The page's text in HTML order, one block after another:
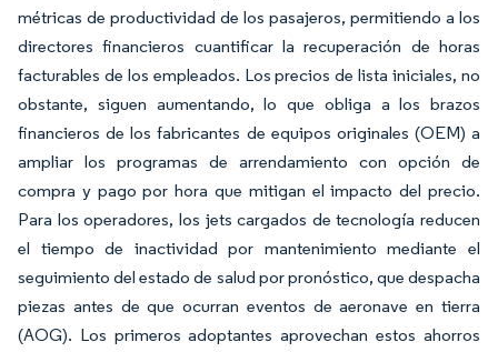
métricas de productividad de los pasajeros, permitiendo a los
directores financieros cuantificar la recuperación de horas
facturables de los empleados. Los precios de lista iniciales, no
obstante, siguen aumentando, lo que obliga a los brazos
financieros de los fabricantes de equipos originales (OEM) a
ampliar los programas de arrendamiento con opción de
compra y pago por hora que mitigan el impacto del precio.
Para los operadores, los jets cargados de tecnología reducen
el tiempo de inactividad por mantenimiento mediante el
seguimiento del estado de salud por pronóstico, que despacha
piezas antes de que ocurran eventos de aeronave en tierra
(AOG). Los primeros adoptantes aprovechan estos ahorros